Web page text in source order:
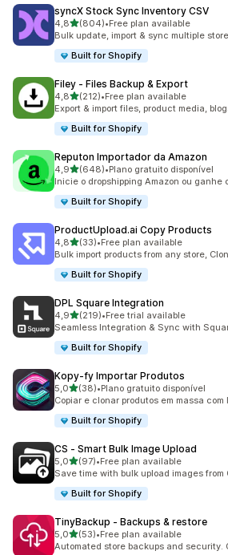
syncX Stock Sync Inventory CSV
4,8de 5 estrelas
(804)
804 total de avaliações
•Free plan available
Bulk update, import & sync multiple
Built for Shopify
Filey ‑ Files Backup & Export
4,8de 5 estrelas
(212)
212 total de avaliações
•Free plan available
Export & import files, product media,
Built for Shopify
Reputon Importador da Amazon
4,9de 5 estrelas
(648)
648 total de avaliações
•Plano gratuito disponível
Inicie o dropshipping Amazon ou ganhe
Built for Shopify
ProductUpload.ai Copy Products
4,8de 5 estrelas
(33)
33 total de avaliações
•Free plan available
Bulk import products from any store,
Built for Shopify
DPL Square Integration
4,9de 5 estrelas
(219)
219 total de avaliações
•Free trial available
Seamless Integration & Sync with
Built for Shopify
Kopy‑fy Importar Produtos
5,0de 5 estrelas
(38)
38 total de avaliações
•Plano gratuito disponível
Copiar e clonar produtos em massa
Built for Shopify
CS ‑ Smart Bulk Image Upload
5,0de 5 estrelas
(97)
97 total de avaliações
•Free plan available
Save time with bulk upload images from
Built for Shopify
TinyBackup ‑ Backups & restore
5,0de 5 estrelas
(53)
53 total de avaliações
•Free plan available
Automated store backups and security.